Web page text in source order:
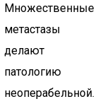
Множественные
метастазы
делают
патологию
неоперабельной.